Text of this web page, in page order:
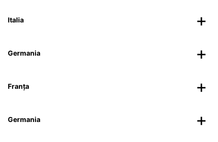
Italia
Germania
Franța
Germania